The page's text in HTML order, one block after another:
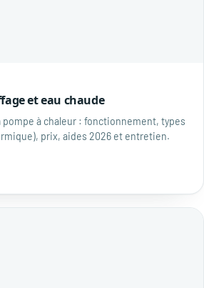
et eau chaude
à chaleur : fonctionnement, types
prix, aides 2026 et entretien.